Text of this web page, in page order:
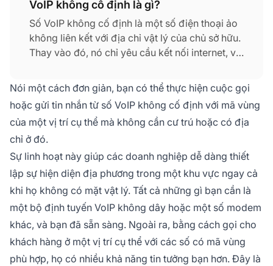
VoIP không cố định là gì?
Số VoIP không cố định là một số điện thoại ảo
không liên kết với địa chỉ vật lý của chủ sở hữu.
Thay vào đó, nó chỉ yêu cầu kết nối internet, và
thống, bạn có thể sử dụng nó từ bất kỳ vị trí vật
lý nào.
Nói một cách đơn giản, bạn có thể thực hiện cuộc gọi
hoặc gửi tin nhắn từ số VoIP không cố định với mã vùng
của một vị trí cụ thể mà không cần cư trú hoặc có địa
chỉ ở đó.
Sự linh hoạt này giúp các doanh nghiệp dễ dàng thiết
lập sự hiện diện địa phương trong một khu vực ngay cả
khi họ không có mặt vật lý. Tất cả những gì bạn cần là
một bộ định tuyến VoIP không dây hoặc một số modem
khác, và bạn đã sẵn sàng. Ngoài ra, bằng cách gọi cho
khách hàng ở một vị trí cụ thể với các số có mã vùng
phù hợp, họ có nhiều khả năng tin tưởng bạn hơn. Đây là